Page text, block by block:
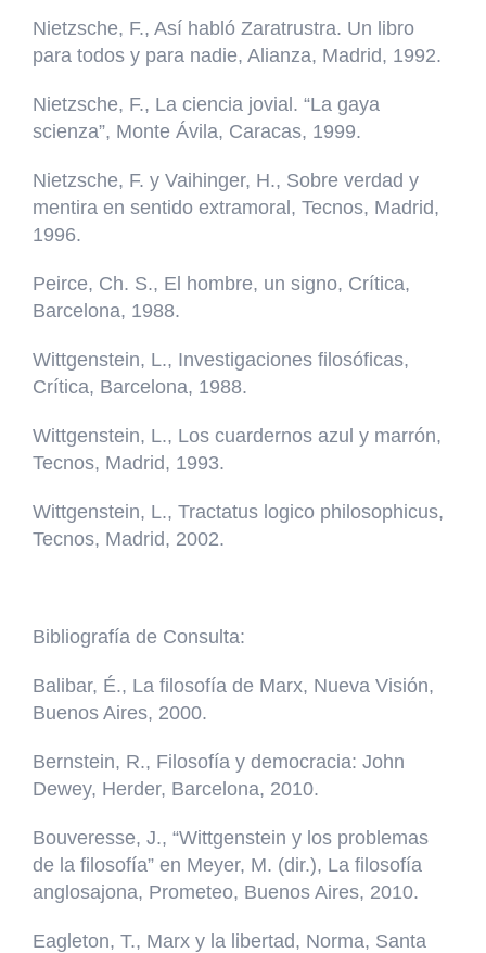
Nietzsche, F., Así habló Zaratrustra. Un libro
para todos y para nadie, Alianza, Madrid, 1992.
Nietzsche, F., La ciencia jovial. “La gaya
scienza”, Monte Ávila, Caracas, 1999.
Nietzsche, F. y Vaihinger, H., Sobre verdad y
mentira en sentido extramoral, Tecnos, Madrid,
1996.
Peirce, Ch. S., El hombre, un signo, Crítica,
Barcelona, 1988.
Wittgenstein, L., Investigaciones filosóficas,
Crítica, Barcelona, 1988.
Wittgenstein, L., Los cuardernos azul y marrón,
Tecnos, Madrid, 1993.
Wittgenstein, L., Tractatus logico philosophicus,
Tecnos, Madrid, 2002.
Bibliografía de Consulta:
Balibar, É., La filosofía de Marx, Nueva Visión,
Buenos Aires, 2000.
Bernstein, R., Filosofía y democracia: John
Dewey, Herder, Barcelona, 2010.
Bouveresse, J., “Wittgenstein y los problemas
de la filosofía” en Meyer, M. (dir.), La filosofía
anglosajona, Prometeo, Buenos Aires, 2010.
Eagleton, T., Marx y la libertad, Norma, Santa